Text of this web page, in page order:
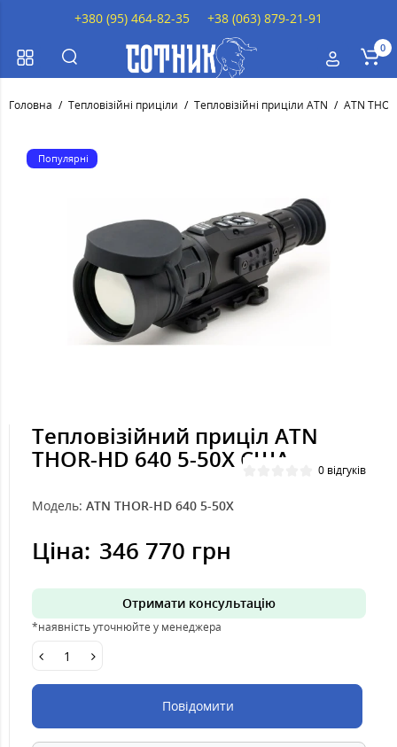
0
Головна Тепловізійні приціли Тепловізійні приціли ATN ATN
Популярні
Тепловізійний приціл ATN
THOR-HD 640 5-50X США 0 відгуків
Модель: ATN THOR-HD 640 5-50X
Ціна: 346 770 грн
Отримати консультацію
*наявність уточнюйте у менеджера
Повідомити
+380 (95) 464-82-35 +38 (063) 879-21-91